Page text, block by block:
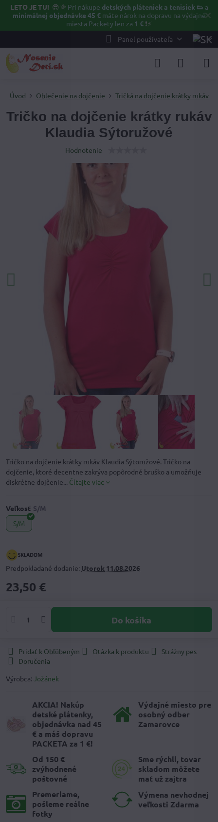
✕
LETO JE TU! 😎🌞 Pri nákupe detských pláteniek a tenisiek 👟 a
minimálnej objednávke 45 €máte nárok na dopravu na výdajné
miesta Packety len za 1 € ❗⚡️
Panel používateľa
Úvod Oblečenie na dojčenie Tričká na dojčenie krátky rukáv
Tričko na dojčenie krátky rukáv
Klaudia Sýtoružové
Hodnotenie
Tričko na dojčenie krátky rukáv Klaudia Sýtoružové. Tričko na
dojčenie, ktoré decentne zakrýva popôrodné bruško a umožňuje
diskrétne dojčenie... Čítajte viac
Veľkosť
S/M
Predpokladané dodanie: Utorok 11.08.2026
23,50 €
Do košíka
Pridať k Obľúbeným Otázka k produktu
Strážny pes
Doručenia
Výrobca: Jožánek
AKCIA! Nakúp
detské plátenky,
objednávka nad 45
€ a máš dopravu
PACKETA za 1 €!
Výdajné miesto pre
osobný odber
Zamarovce
Od 150 €
zvýhodnené
poštovné
Sme rýchli, tovar
skladom môžete
mať už zajtra
Premeriame,
pošleme reálne
fotky
Výmena nevhodnej
veľkosti Zdarma